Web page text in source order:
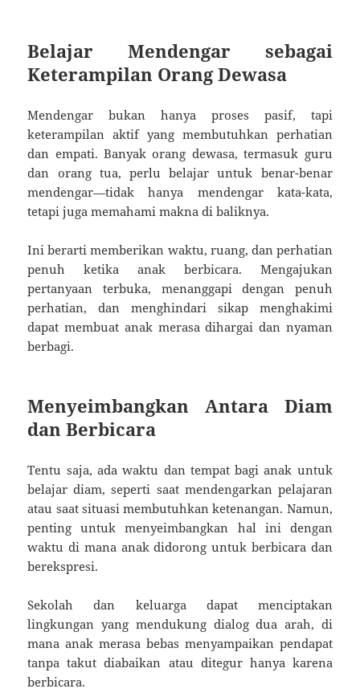
Belajar Mendengar sebagai
Keterampilan Orang Dewasa
Mendengar bukan hanya proses pasif, tapi
keterampilan aktif yang membutuhkan perhatian
dan empati. Banyak orang dewasa, termasuk guru
dan orang tua, perlu belajar untuk benar-benar
mendengar—tidak hanya mendengar kata-kata,
tetapi juga memahami makna di baliknya.
Ini berarti memberikan waktu, ruang, dan perhatian
penuh ketika anak berbicara. Mengajukan
pertanyaan terbuka, menanggapi dengan penuh
perhatian, dan menghindari sikap menghakimi
dapat membuat anak merasa dihargai dan nyaman
berbagi.
Menyeimbangkan Antara Diam
dan Berbicara
Tentu saja, ada waktu dan tempat bagi anak untuk
belajar diam, seperti saat mendengarkan pelajaran
atau saat situasi membutuhkan ketenangan. Namun,
penting untuk menyeimbangkan hal ini dengan
waktu di mana anak didorong untuk berbicara dan
berekspresi.
Sekolah dan keluarga dapat menciptakan
lingkungan yang mendukung dialog dua arah, di
mana anak merasa bebas menyampaikan pendapat
tanpa takut diabaikan atau ditegur hanya karena
berbicara.